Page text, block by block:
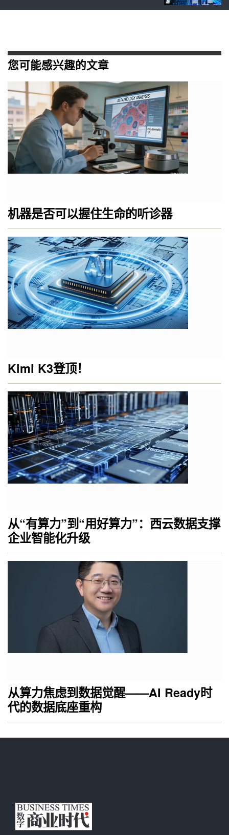
您可能感兴趣的文章
机器是否可以握住生命的听诊器
Kimi K3登顶！
从“有算力”到“用好算力”：西云数据支撑
企业智能化升级
从算力焦虑到数据觉醒——AI Ready时
代的数据底座重构